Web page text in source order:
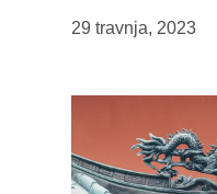
29 travnja, 2023